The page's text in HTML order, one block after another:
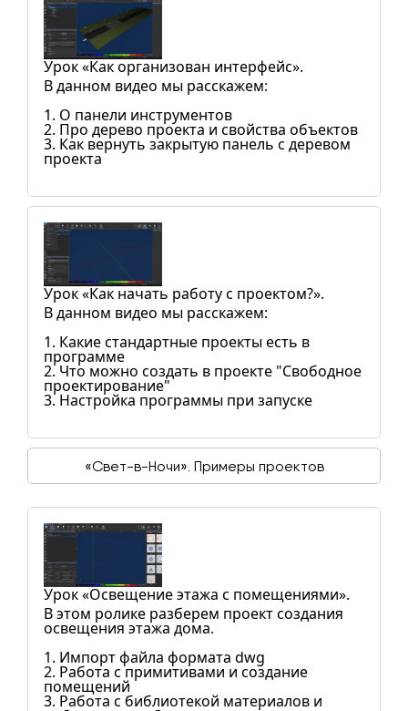
Урок «Как организован интерфейс».
В данном видео мы расскажем:
1. О панели инструментов
2. Про дерево проекта и свойства объектов
3. Как вернуть закрытую панель с деревом
проекта
Урок «Как начать работу с проектом?».
В данном видео мы расскажем:
1. Какие стандартные проекты есть в
программе
2. Что можно создать в проекте "Свободное
проектирование"
3. Настройка программы при запуске
«Свет-в-Ночи». Примеры проектов
Урок «Освещение этажа с помещениями».
В этом ролике разберем проект создания
освещения этажа дома.
1. Импорт файла формата dwg
2. Работа с примитивами и создание
помещений
3. Работа с библиотекой материалов и